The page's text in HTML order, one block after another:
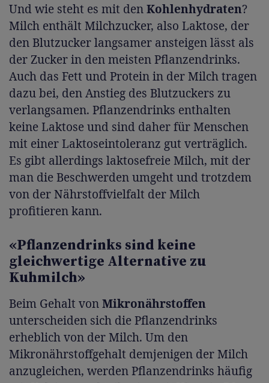
Und wie steht es mit denKohlenhydraten?
Milch enthält Milchzucker, also Laktose, der
den Blutzucker langsamer ansteigen lässt als
der Zucker in den meisten Pflanzendrinks.
Auch das Fett und Protein in der Milch tragen
dazu bei, den Anstieg des Blutzuckers zu
verlangsamen. Pflanzendrinks enthalten
keine Laktose und sind daher für Menschen
mit einer Laktoseintoleranz gut verträglich.
Es gibt allerdings laktosefreie Milch, mit der
man die Beschwerden umgeht und trotzdem
von der Nährstoffvielfalt der Milch
profitieren kann.
«Pflanzendrinks sind keine
gleichwertige Alternative zu
Kuhmilch»
Beim Gehalt vonMikronährstoffen
unterscheiden sich die Pflanzendrinks
erheblich von der Milch. Um den
Mikronährstoffgehalt demjenigen der Milch
anzugleichen, werden Pflanzendrinks häufig